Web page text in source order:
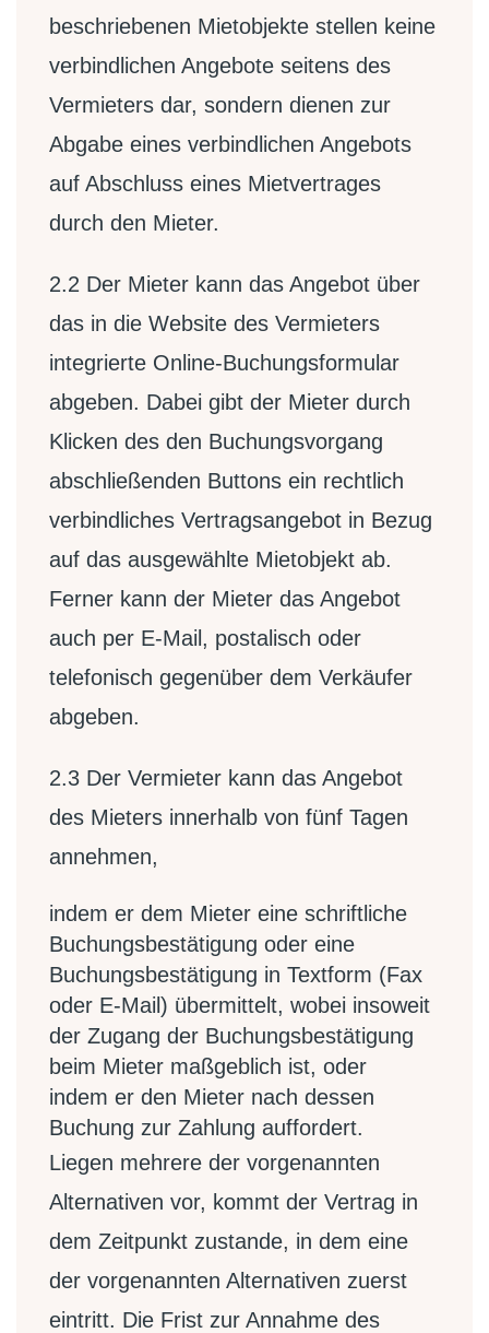
beschriebenen Mietobjekte stellen keine
verbindlichen Angebote seitens des
Vermieters dar, sondern dienen zur
Abgabe eines verbindlichen Angebots
auf Abschluss eines Mietvertrages
durch den Mieter.
2.2 Der Mieter kann das Angebot über
das in die Website des Vermieters
integrierte Online-Buchungsformular
abgeben. Dabei gibt der Mieter durch
Klicken des den Buchungsvorgang
abschließenden Buttons ein rechtlich
verbindliches Vertragsangebot in Bezug
auf das ausgewählte Mietobjekt ab.
Ferner kann der Mieter das Angebot
auch per E-Mail, postalisch oder
telefonisch gegenüber dem Verkäufer
abgeben.
2.3 Der Vermieter kann das Angebot
des Mieters innerhalb von fünf Tagen
annehmen,
indem er dem Mieter eine schriftliche
Buchungsbestätigung oder eine
Buchungsbestätigung in Textform (Fax
oder E-Mail) übermittelt, wobei insoweit
der Zugang der Buchungsbestätigung
beim Mieter maßgeblich ist, oder
indem er den Mieter nach dessen
Buchung zur Zahlung auffordert.
Liegen mehrere der vorgenannten
Alternativen vor, kommt der Vertrag in
dem Zeitpunkt zustande, in dem eine
der vorgenannten Alternativen zuerst
eintritt. Die Frist zur Annahme des